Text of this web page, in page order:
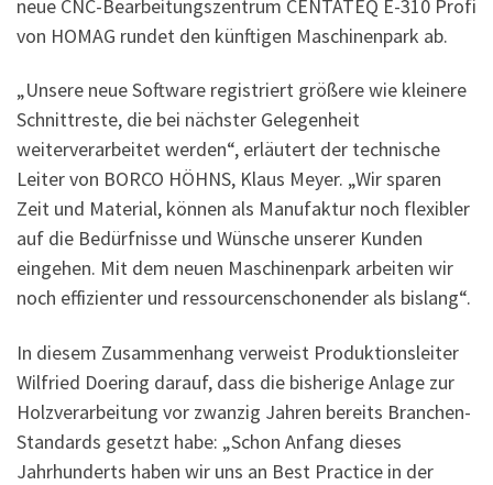
neue CNC-Bearbeitungszentrum CENTATEQ E-310 Profi
von HOMAG rundet den künftigen Maschinenpark ab.
„Unsere neue Software registriert größere wie kleinere
Schnittreste, die bei nächster Gelegenheit
weiterverarbeitet werden“, erläutert der technische
Leiter von BORCO HÖHNS, Klaus Meyer. „Wir sparen
Zeit und Material, können als Manufaktur noch flexibler
auf die Bedürfnisse und Wünsche unserer Kunden
eingehen. Mit dem neuen Maschinenpark arbeiten wir
noch effizienter und ressourcenschonender als bislang“.
In diesem Zusammenhang verweist Produktionsleiter
Wilfried Doering darauf, dass die bisherige Anlage zur
Holzverarbeitung vor zwanzig Jahren bereits Branchen-
Standards gesetzt habe: „Schon Anfang dieses
Jahrhunderts haben wir uns an Best Practice in der